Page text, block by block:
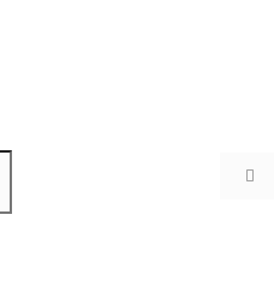
